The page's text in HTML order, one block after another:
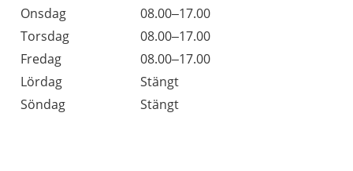
Onsdag
08.00–17.00
Torsdag
08.00–17.00
Fredag
08.00–17.00
Lördag
Stängt
Söndag
Stängt